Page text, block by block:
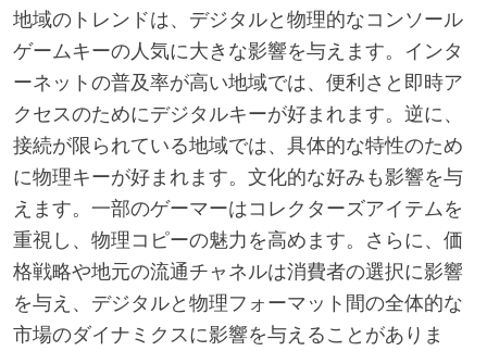
地域のトレンドは、デジタルと物理的なコンソール
ゲームキーの人気に大きな影響を与えます。インタ
ーネットの普及率が高い地域では、便利さと即時ア
クセスのためにデジタルキーが好まれます。逆に、
接続が限られている地域では、具体的な特性のため
に物理キーが好まれます。文化的な好みも影響を与
えます。一部のゲーマーはコレクターズアイテムを
重視し、物理コピーの魅力を高めます。さらに、価
格戦略や地元の流通チャネルは消費者の選択に影響
を与え、デジタルと物理フォーマット間の全体的な
市場のダイナミクスに影響を与えることがありま